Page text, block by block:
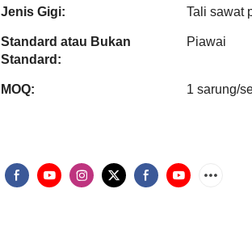
Jenis Gigi: Tali sawat
Standard atau Bukan
Standard:
Piawai
MOQ: 1 sarung/